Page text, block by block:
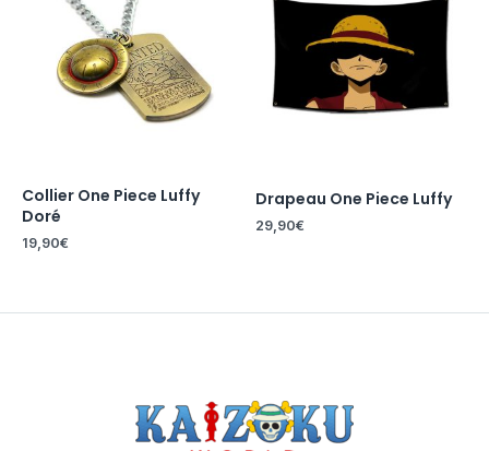
Collier One Piece Luffy
Doré
19,90€
Drapeau One Piece Luffy
29,90€